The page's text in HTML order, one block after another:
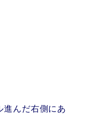
進んだ右側にあ